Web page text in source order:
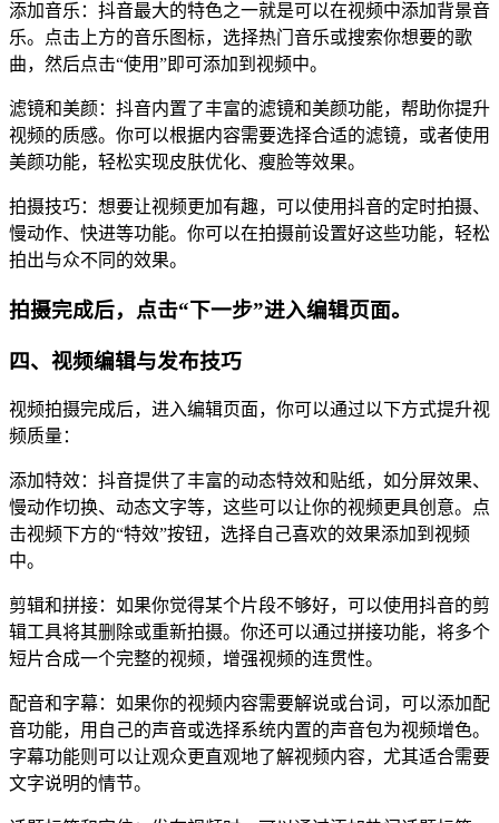
添加音乐：抖音最大的特色之一就是可以在视频中添加背景音
乐。点击上方的音乐图标，选择热门音乐或搜索你想要的歌
曲，然后点击“使用”即可添加到视频中。
滤镜和美颜：抖音内置了丰富的滤镜和美颜功能，帮助你提升
视频的质感。你可以根据内容需要选择合适的滤镜，或者使用
美颜功能，轻松实现皮肤优化、瘦脸等效果。
拍摄技巧：想要让视频更加有趣，可以使用抖音的定时拍摄、
慢动作、快进等功能。你可以在拍摄前设置好这些功能，轻松
拍出与众不同的效果。
拍摄完成后，点击“下一步”进入编辑页面。
四、视频编辑与发布技巧
视频拍摄完成后，进入编辑页面，你可以通过以下方式提升视
频质量：
添加特效：抖音提供了丰富的动态特效和贴纸，如分屏效果、
慢动作切换、动态文字等，这些可以让你的视频更具创意。点
击视频下方的“特效”按钮，选择自己喜欢的效果添加到视频
中。
剪辑和拼接：如果你觉得某个片段不够好，可以使用抖音的剪
辑工具将其删除或重新拍摄。你还可以通过拼接功能，将多个
短片合成一个完整的视频，增强视频的连贯性。
配音和字幕：如果你的视频内容需要解说或台词，可以添加配
音功能，用自己的声音或选择系统内置的声音包为视频增色。
字幕功能则可以让观众更直观地了解视频内容，尤其适合需要
文字说明的情节。